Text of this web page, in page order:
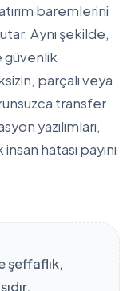
baremlerini
Aynı şekilde,
güvenlik
parçalı veya
transfer
yazılımları,
hatası payını
şeffaflık,